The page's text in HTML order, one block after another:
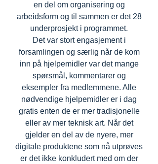
en del om organisering og
arbeidsform og til sammen er det 28
underprosjekt i programmet.
Det var stort engasjement i
forsamlingen og særlig når de kom
inn på hjelpemidler var det mange
spørsmål, kommentarer og
eksempler fra medlemmene. Alle
nødvendige hjelpemidler er i dag
gratis enten de er mer tradisjonelle
eller av mer teknisk art. Når det
gjelder en del av de nyere, mer
digitale produktene som nå utprøves
er det ikke konkludert med om der